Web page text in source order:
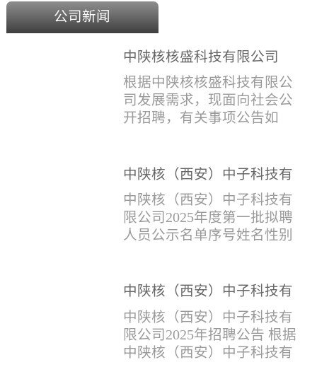
公司新闻
中陕核核盛科技有限公司
2025年度招聘公告
根据中陕核核盛科技有限公
司发展需求，现面向社会公
开招聘，有关事项公告如
会招聘：面向社会招聘，同
等条件下集团内部员工优
先。（2）应届生招聘：国家
计划内统一招收的全日制院
校应届毕业生，重点院校应
登记表》(见附件2）并如实
填写。并将《应聘人员登记
表》和本人学历学位证书和
相关证件扫描件发送至报名
中陕核（西安）中子科技有
限公司2025年度第一批拟聘
人员公示名单
中陕核（西安）中子科技有
限公司2025年度第一批拟聘
人员公示名单序号姓名性别
本科西安石油大学测控技术
月本科西安石油大学通信工
程社招3王小明男1981年11月
本科西安石油大学测控技术
中陕核（西安）中子科技有
限公司2025年招聘公告
中陕核（西安）中子科技有
限公司2025年招聘公告 根据
中陕核（西安）中子科技有